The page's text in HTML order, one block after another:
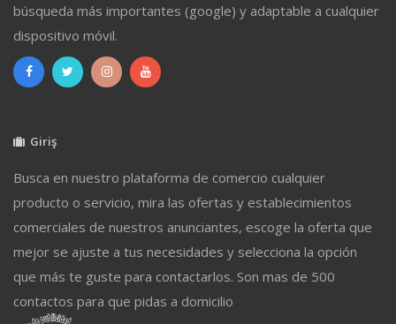
búsqueda más importantes (google) y adaptable a cualquier
dispositivo móvil.
Giriş
Busca en nuestro plataforma de comercio cualquier
producto o servicio, mira las ofertas y establecimientos
comerciales de nuestros anunciantes, escoge la oferta que
mejor se ajuste a tus necesidades y selecciona la opción
que más te guste para contactarlos. Son mas de 500
contactos para que pidas a domicilio